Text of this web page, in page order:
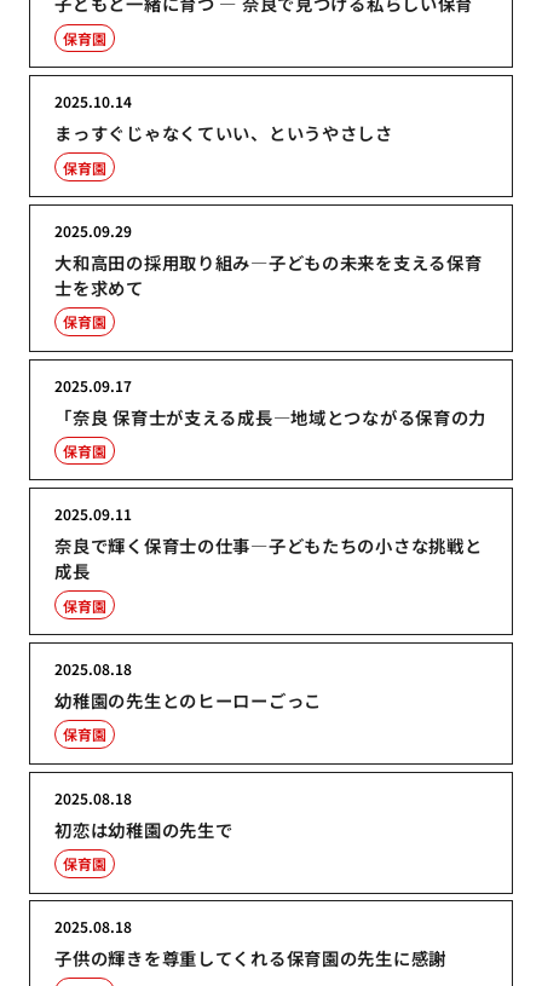
保育園
まっすぐじゃなくていい、というやさしさ
2025.10.14
保育園
大和高田の採用取り組み―子どもの未来を支える保育
士を求めて
2025.09.29
保育園
「奈良 保育士が支える成長―地域とつながる保育の力
2025.09.17
保育園
奈良で輝く保育士の仕事―子どもたちの小さな挑戦と
成長
2025.09.11
保育園
幼稚園の先生とのヒーローごっこ
2025.08.18
保育園
初恋は幼稚園の先生で
2025.08.18
保育園
子供の輝きを尊重してくれる保育園の先生に感謝
2025.08.18